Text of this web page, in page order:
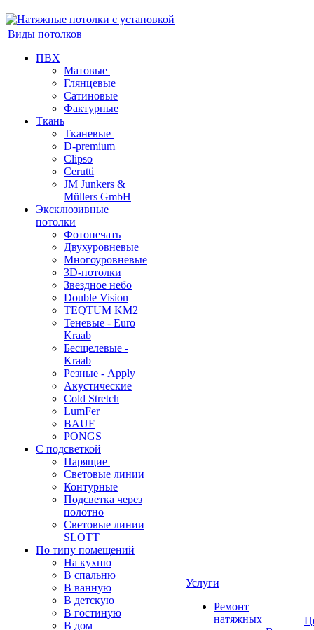
Виды потолков
ПВХ
Матовые
Глянцевые
Сатиновые
Фактурные
Ткань
Тканевые
D-premium
Clipso
Cerutti
JM Junkers &
Müllers GmbH
Эксклюзивные
потолки
Фотопечать
Двухуровневые
Многоуровневые
3D-потолки
Звездное небо
Double Vision
TEQTUM KM2
Теневые - Euro
Kraab
Бесщелевые -
Kraab
Резные - Apply
Акустические
Cold Stretch
LumFer
BAUF
PONGS
С подсветкой
Парящие
Световые линии
Контурные
Подсветка через
полотно
Световые линии
SLOTT
По типу помещений
На кухню
В спальню
В ванную
В детскую
В гостиную
В дом
Услуги
Ремонт
натяжных